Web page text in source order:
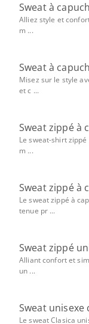
Sweat à
Alliez style et
m ...
Sweat à
Misez sur le style
et c ...
Sweat zippé à
Le sweat-shirt
m ...
Sweat zippé à
Le sweat zippé à
tenue pr ...
Sweat zippé
Alliant confort et
un ...
Sweat unisexe
Le sweat Clasica